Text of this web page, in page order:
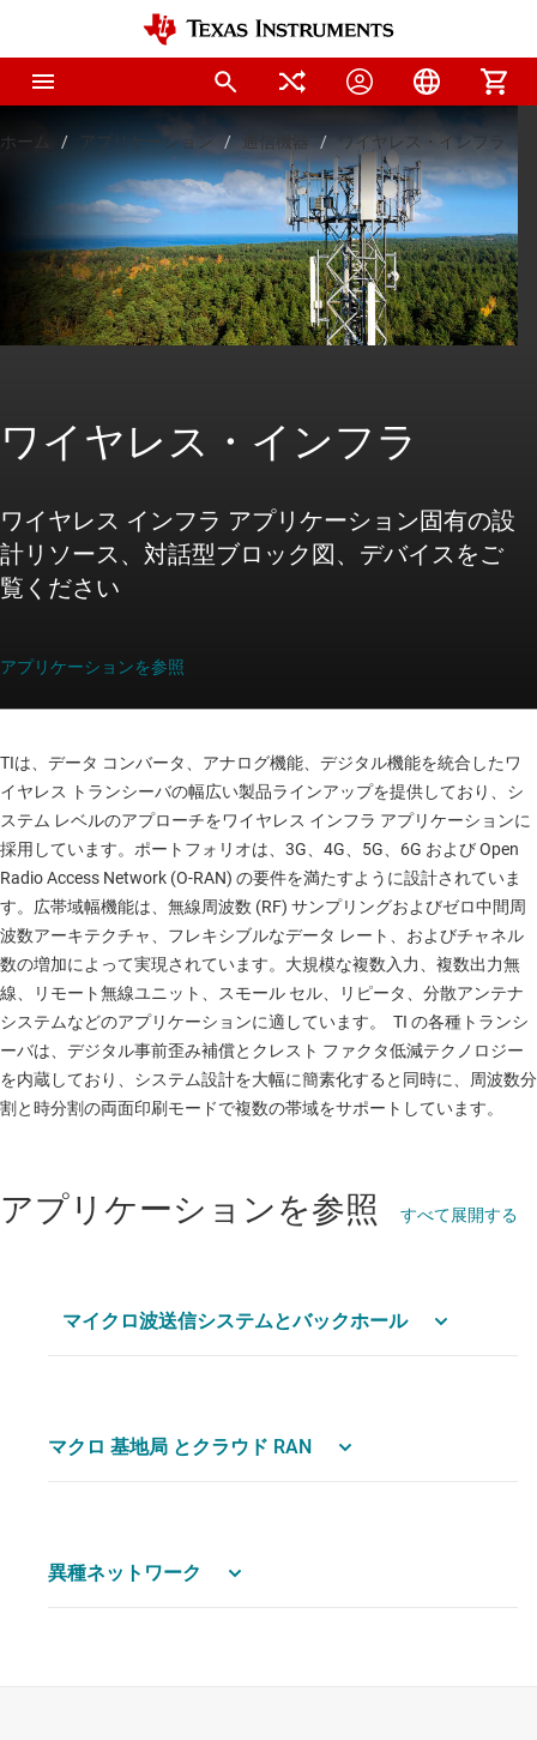
ホーム アプリケーション 通信機器 ワイヤレス・インフラ
ワイヤレス・インフラ
ワイヤレス インフラ アプリケーション固有の設
計リソース、対話型ブロック図、デバイスをご
覧ください
アプリケーションを参照
TIは、データ コンバータ、アナログ機能、デジタル機能を統合したワ
イヤレス トランシーバの幅広い製品ラインアップを提供しており、シ
ステム レベルのアプローチをワイヤレス インフラ アプリケーションに
採用しています。ポートフォリオは、3G、4G、5G、6G および Open
Radio Access Network (O-RAN) の要件を満たすように設計されていま
す。広帯域幅機能は、無線周波数 (RF) サンプリングおよびゼロ中間周
波数アーキテクチャ、フレキシブルなデータ レート、およびチャネル
数の増加によって実現されています。大規模な複数入力、複数出力無
線、リモート無線ユニット、スモール セル、リピータ、分散アンテナ
システムなどのアプリケーションに適しています。 TI の各種トランシ
ーバは、デジタル事前歪み補償とクレスト ファクタ低減テクノロジー
を内蔵しており、システム設計を大幅に簡素化すると同時に、周波数分
割と時分割の両面印刷モードで複数の帯域をサポートしています。
アプリケーションを参照 すべて展開する
マイクロ波送信システムとバックホール
マクロ 基地局 とクラウド RAN
異種ネットワーク